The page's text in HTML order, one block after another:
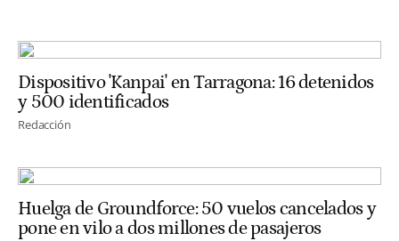
Dispositivo 'Kanpai' en Tarragona: 16 detenidos
y 500 identificados
Redacción
Huelga de Groundforce: 50 vuelos cancelados y
pone en vilo a dos millones de pasajeros